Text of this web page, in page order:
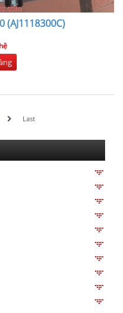
(AJ1118300C)
Last